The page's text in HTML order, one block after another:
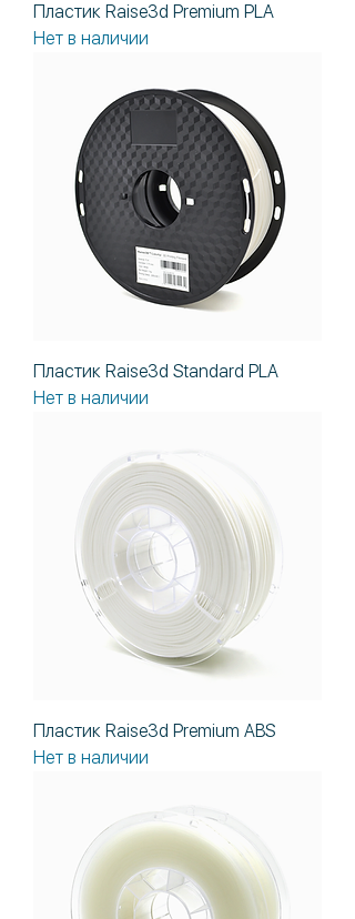
Пластик Raise3d Premium PLA
Нет в наличии
Пластик Raise3d Standard PLA
Нет в наличии
Пластик Raise3d Premium ABS
Нет в наличии